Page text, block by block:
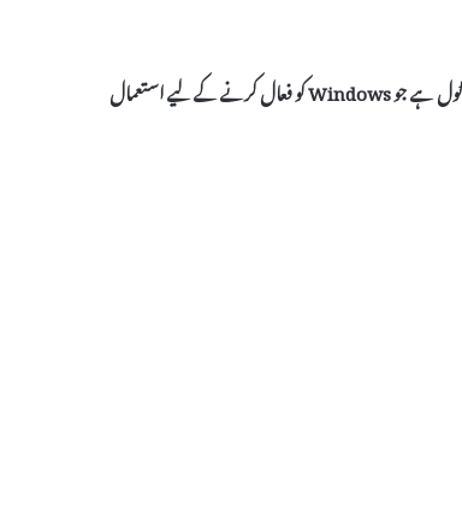
سب سے پہلے، آپ کو Microsoft Toolkit ڈاؤن لوڈ کرنے کی ضرورت ہے۔ یہ ایک مفت ٹول ہے جو Windows کو فعال کرنے کے لیے استعمال